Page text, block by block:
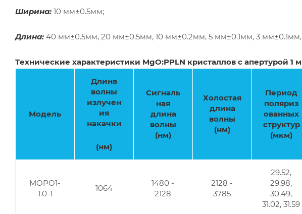
Ширина: 10 мм±0.5мм;
Длина: 40 мм±0.5мм, 20 мм±0.5мм, 10 мм±0.2мм, 5 мм±0.1мм, 3 мм±0.1мм,
Технические характеристики MgO:PPLN кристаллов с апертурой
Модель
Длина
волны
излучен
ия
накачки
(нм)
Сигналь
ная
длина
волны
(нм)
Холостая
длина
волны
(нм)
Период
поляриз
ованных
структур
(мкм)
MOPO1-
1.0-1
1064
1480 -
2128
2128 -
3785
29.52,
29.98,
30.49,
31.02, 31.59